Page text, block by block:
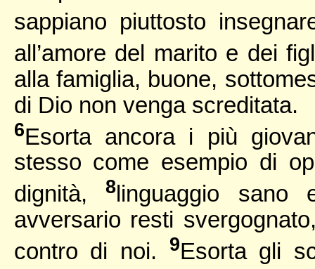
sappiano piuttosto
all’amore del marito e dei
alla famiglia, buone,
di Dio non venga screditata.
6Esorta ancora i più
stesso come esempio di
dignità,8 linguaggio sano
avversario resti
contro di noi.
9Esorta gli